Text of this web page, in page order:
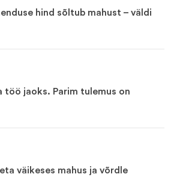
hind sõltub mahust – väldi
töö jaoks. Parim tulemus on
väikeses mahus ja võrdle